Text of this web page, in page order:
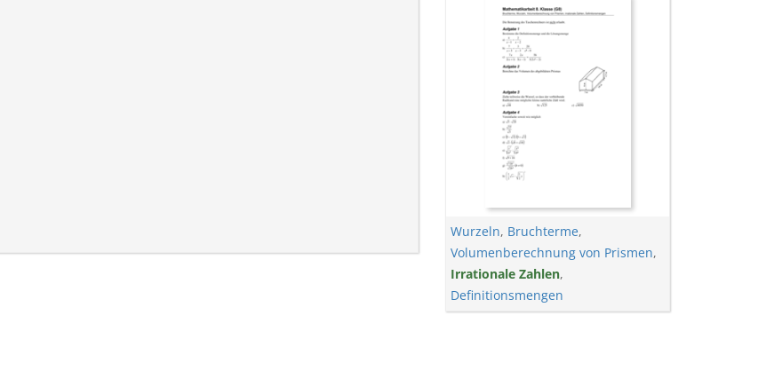
Wurzeln, Bruchterme,
Volumenberechnung von Prismen,
Irrationale Zahlen,
Definitionsmengen